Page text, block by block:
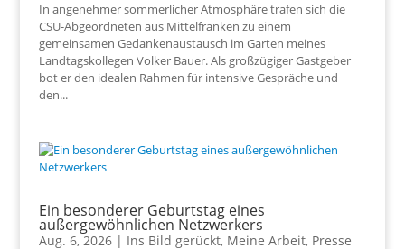
In angenehmer sommerlicher Atmosphäre trafen sich die
CSU-Abgeordneten aus Mittelfranken zu einem
gemeinsamen Gedankenaustausch im Garten meines
Landtagskollegen Volker Bauer. Als großzügiger Gastgeber
bot er den idealen Rahmen für intensive Gespräche und
den...
Ein besonderer Geburtstag eines
außergewöhnlichen Netzwerkers
Aug. 6, 2026| Ins Bild gerückt, Meine Arbeit, Presse